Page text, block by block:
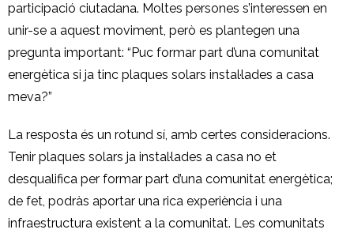
participació ciutadana. Moltes persones s’interessen en
unir-se a aquest moviment, però es plantegen una
pregunta important: “Puc formar part d’una comunitat
energètica si ja tinc plaques solars instal·lades a casa
meva?”
La resposta és un rotund sí, amb certes consideracions.
Tenir plaques solars ja instal·lades a casa no et
desqualifica per formar part d’una comunitat energètica;
de fet, podràs aportar una rica experiència i una
infraestructura existent a la comunitat. Les comunitats